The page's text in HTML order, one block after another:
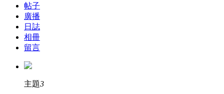
帖子
廣播
日誌
相冊
留言
主題3